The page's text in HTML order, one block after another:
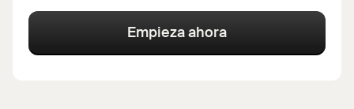
Empieza ahora